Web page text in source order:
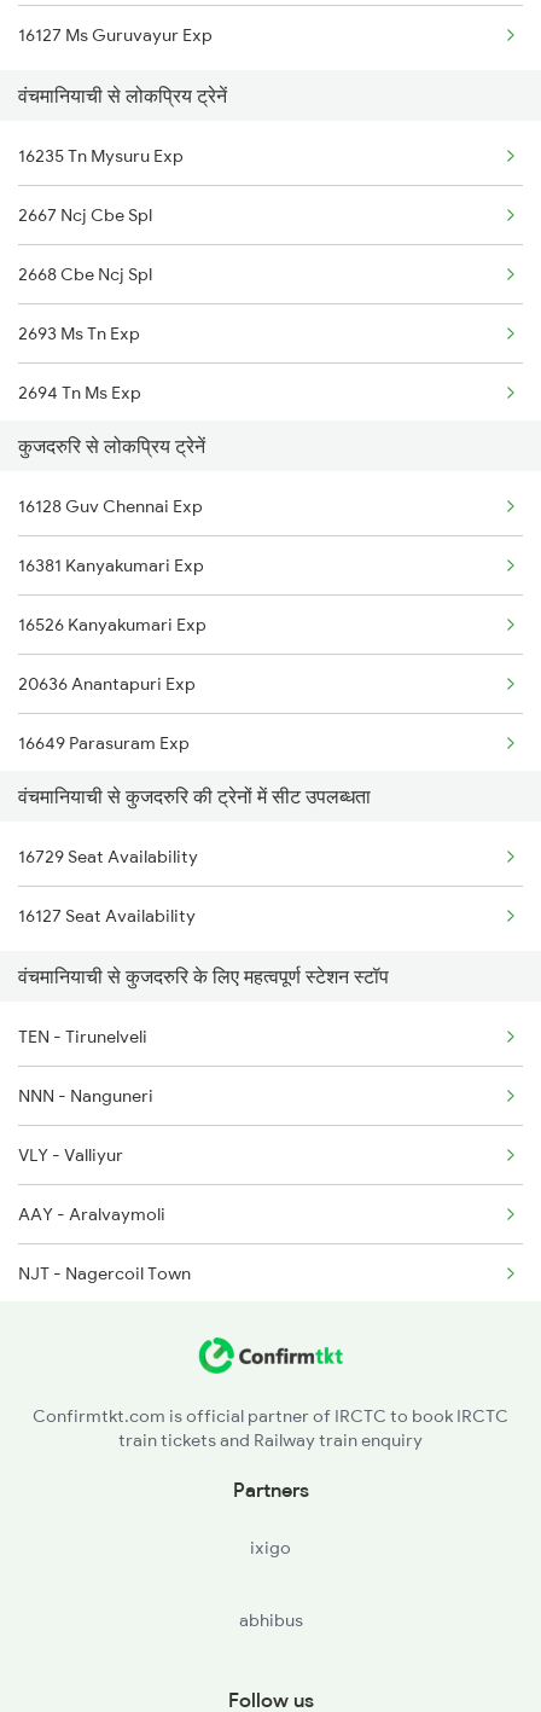
Vanchimaniyachi to Gotan Trains
Vanchimaniyachi to Ernakulam Trains
Vanchimaniyachi to Coimbatore Trains
Vanchimaniyachi to Chengalpattu Trains
16127 Ms Guruvayur Exp
वंचमानियाची से लोकप्रिय ट्रेनें
16235 Tn Mysuru Exp
2667 Ncj Cbe Spl
2668 Cbe Ncj Spl
2693 Ms Tn Exp
2694 Tn Ms Exp
6127 Ms Guruvayur Ex
6235 Tn Mys Fest Spl
6236 Mys Tn Fest Spl
6321 Ncj Cbe Express
6322 Cbe Ncj Express
6730 Puu Mdu Express
6787 Ten Svdk Spl
6788 Svdk Ten Spl
16730 Puu Mdu Express
16321 Ncj Cbe Express
कुजदरुरि से लोकप्रिय ट्रेनें
16128 Guv Chennai Exp
16381 Kanyakumari Exp
16526 Kanyakumari Exp
20636 Anantapuri Exp
16649 Parasuram Exp
16730 Puu Mdu Express
2627 Tpj Tvc Exp
2628 Tpj Express
6127 Ms Guruvayur Ex
6317 Cape Svdk Exp
6318 Svdk Cape Spl
6605 Maq Ncj Express
6649 Maq Ncj Express
6650 Ncj Maq Express
वंचमानियाची से कुजदरुरि की ट्रेनों में सीट उपलब्धता
16729 Seat Availability
16127 Seat Availability
वंचमानियाची से कुजदरुरि के लिए महत्वपूर्ण स्टेशन स्टॉप
TEN - Tirunelveli
NNN - Nanguneri
VLY - Valliyur
AAY - Aralvaymoli
NJT - Nagercoil Town
Confirmtkt.com is official partner of IRCTC to book IRCTC
train tickets and Railway train enquiry
Partners
ixigo
abhibus
Follow us